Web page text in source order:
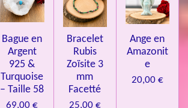
e e
s
e
s
e
s
e
s
a
l
u
Bague en
Argent
925 &
Turquoise
– Taille 58
69,00 €
Bracelet
Rubis
Zoïsite 3
mm
Facetté
25,00 €
Ange en
Amazonit
e
20,00 €